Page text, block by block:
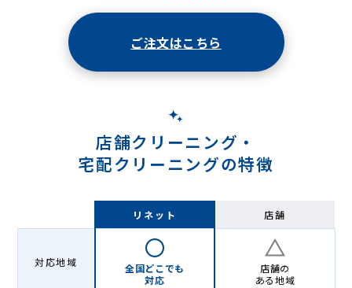
ご注文はこちら
店舗クリーニング・
宅配クリーニングの特徴
リネット 店舗
対応地域
全国どこでも
対応
店舗の
ある地域